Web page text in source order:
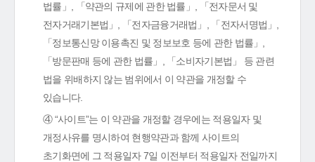
법률」, 「약관의 규제에 관한 법률」, 「전자문서 및
전자거래기본법」, 「전자금융거래법」, 「전자서명법」,
「정보통신망 이용촉진 및 정보보호 등에 관한 법률」,
「방문판매 등에 관한 법률」, 「소비자기본법」 등 관련
법을 위배하지 않는 범위에서 이 약관을 개정할 수
있습니다.
④ “사이트”는 이 약관을 개정할 경우에는 적용일자 및
개정사유를 명시하여 현행약관과 함께 사이트의
초기화면에 그 적용일자 7일 이전부터 적용일자 전일까지